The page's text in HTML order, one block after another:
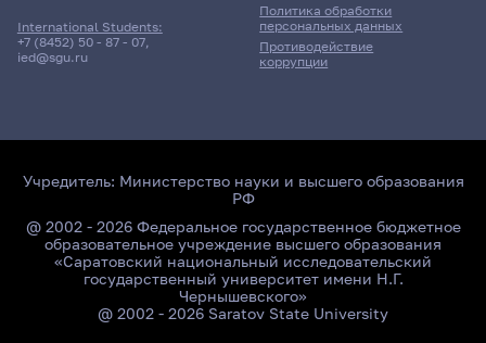
International Students:
+7 (8452) 50 - 87 - 07,
ied@sgu.ru
Политика обработки
персональных данных
Противодействие
коррупции
Учредитель: Министерство науки и высшего образования
РФ
@ 2002 - 2026 Федеральное государственное бюджетное
образовательное учреждение высшего образования
«Саратовский национальный исследовательский
государственный университет имени Н.Г.
Чернышевского»
@ 2002 - 2026 Saratov State University